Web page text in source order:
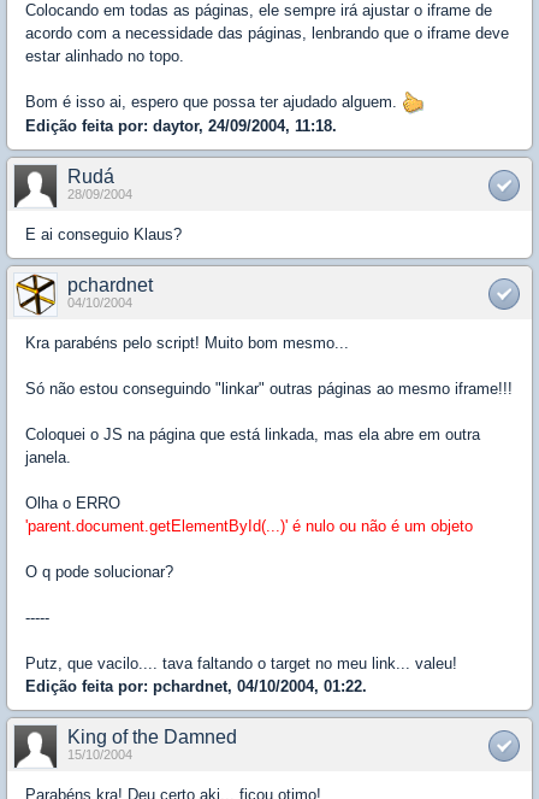
Colocando em todas as páginas, ele sempre irá ajustar o iframe de
acordo com a necessidade das páginas, lenbrando que o iframe deve
estar alinhado no topo.
Bom é isso ai, espero que possa ter ajudado alguem.
Edição feita por: daytor, 24/09/2004, 11:18.
Rudá
28/09/2004
E ai conseguio Klaus?
pchardnet
04/10/2004
Kra parabéns pelo script! Muito bom mesmo...
Só não estou conseguindo "linkar" outras páginas ao mesmo iframe!!!
Coloquei o JS na página que está linkada, mas ela abre em outra
janela.
Olha o ERRO
'parent.document.getElementById(...)' é nulo ou não é um objeto
O q pode solucionar?
-----
Putz, que vacilo.... tava faltando o target no meu link... valeu!
Edição feita por: pchardnet, 04/10/2004, 01:22.
King of the Damned
15/10/2004
Parabéns kra! Deu certo aki... ficou otimo!